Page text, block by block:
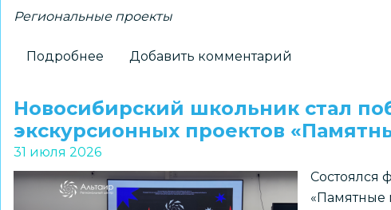
Региональные проекты
Подробнее
школьники
стали
призерами
конкурса
«Без
Добавить комментарий
Новосибирский школьник стал
экскурсионных проектов
31 июля 2026
Состоялся
«Памятные